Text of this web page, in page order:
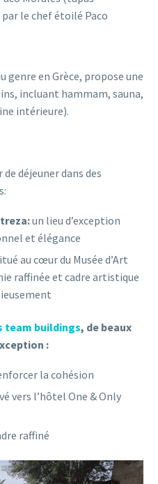
le chef étoilé Paco
genre en Grèce, propose une
incluant hammam, sauna,
intérieure).
déjeuner dans des
un lieu d’exception
et élégance
au cœur du Musée d’Art
raffinée et cadre artistique
team buildings, de beaux
:
la cohésion
vers l’hôtel One & Only
raffiné